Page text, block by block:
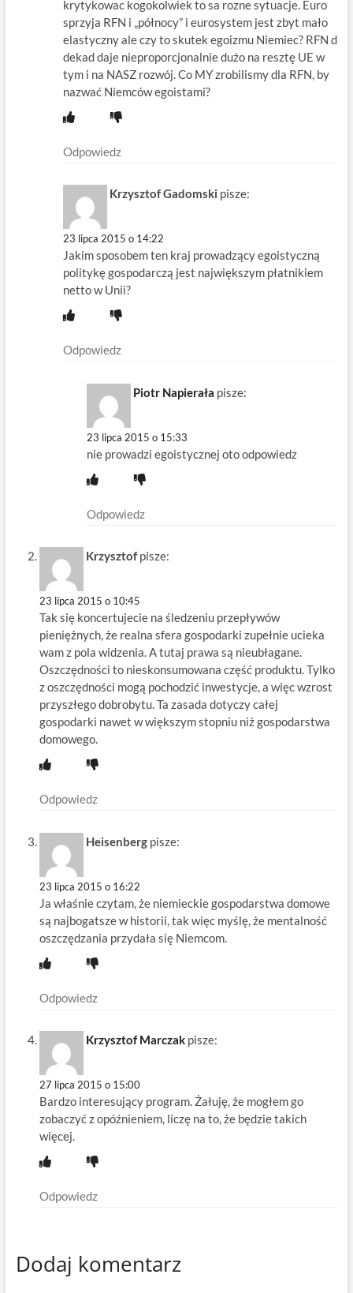
krytykowac kogokolwiek to sa rozne sytuacje. Euro
sprzyja RFN i „północy” i eurosystem jest zbyt mało
elastyczny ale czy to skutek egoizmu Niemiec? RFN d
dekad daje nieproporcjonalnie dużo na resztę UE w
tym i na NASZ rozwój. Co MY zrobilismy dla RFN, by
nazwać Niemców egoistami?
Odpowiedz
Krzysztof Gadomski pisze:
23 lipca 2015 o 14:22
Jakim sposobem ten kraj prowadzący egoistyczną
politykę gospodarczą jest największym płatnikiem
netto w Unii?
Odpowiedz
Piotr Napierała pisze:
23 lipca 2015 o 15:33
nie prowadzi egoistycznej oto odpowiedz
Odpowiedz
Krzysztof pisze:
23 lipca 2015 o 10:45
Tak się koncertujecie na śledzeniu przepływów
pieniężnych, że realna sfera gospodarki zupełnie ucieka
wam z pola widzenia. A tutaj prawa są nieubłagane.
Oszczędności to nieskonsumowana część produktu. Tylko
z oszczędności mogą pochodzić inwestycje, a więc wzrost
przyszłego dobrobytu. Ta zasada dotyczy całej
gospodarki nawet w większym stopniu niż gospodarstwa
domowego.
Odpowiedz
Heisenberg pisze:
23 lipca 2015 o 16:22
Ja właśnie czytam, że niemieckie gospodarstwa domowe
są najbogatsze w historii, tak więc myślę, że mentalność
oszczędzania przydała się Niemcom.
Odpowiedz
Krzysztof Marczak pisze:
27 lipca 2015 o 15:00
Bardzo interesujący program. Żałuję, że mogłem go
zobaczyć z opóźnieniem, liczę na to, że będzie takich
więcej.
Odpowiedz
Dodaj komentarz